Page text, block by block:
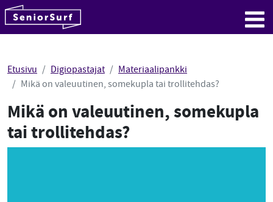
Hyppää sisältöön
Etusivu Digiopastajat
Materiaalipankki
Mikä on valeuutinen, somekupla tai trollitehdas?
Mikä on valeuutinen, somekupla
tai trollitehdas?